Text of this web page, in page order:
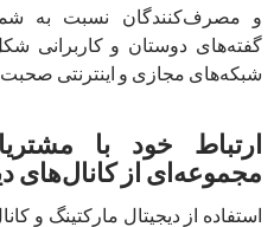
و مصرف‌کنندگان نسبت به
گفته‌های دوستان و کاربرانی
شبکه‌های مجازی و اینترنتی
ارتباط خود با
مجموعه‌ای از کانال‌های
استفاده از دیجیتال مارکتینگ و